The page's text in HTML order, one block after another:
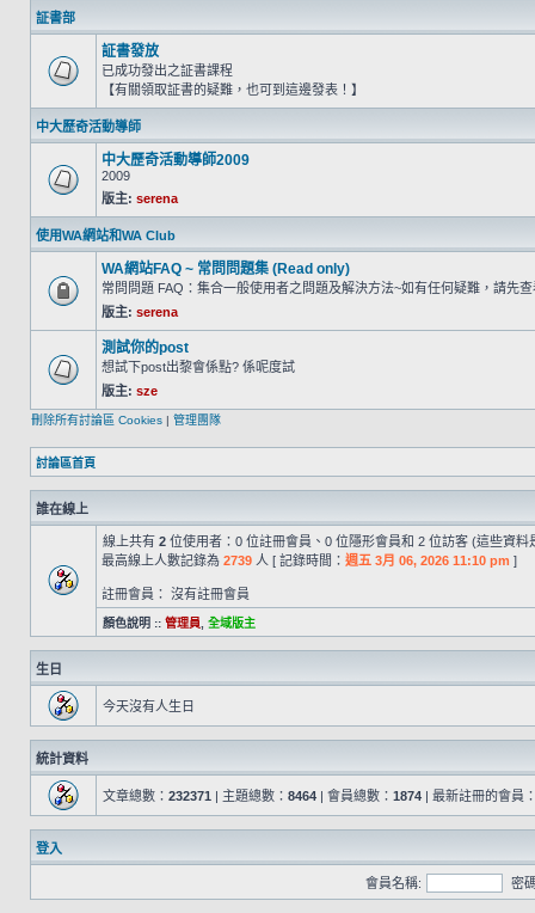
証書部
証書發放
已成功發出之証書課程
【有關領取証書的疑難，也可到這邊發表！】
中大歷奇活動導師
中大歷奇活動導師2009
2009
版主: serena
使用WA網站和WA Club
WA網站FAQ ~ 常問問題集 (Read only)
常問問題 FAQ：集合一般使用者之問題及解決方法~如有任何疑難，請先
版主: serena
測試你的post
想試下post出黎會係點? 係呢度試
版主: sze
刪除所有討論區 Cookies | 管理團隊
討論區首頁
誰在線上
線上共有 2 位使用者：0 位註冊會員、0 位隱形會員和 2 位訪客 (這些資
最高線上人數記錄為 2739 人 [ 記錄時間： 週五 3月 06, 2026 11:10 pm ]
註冊會員： 沒有註冊會員
顏色說明 :: 管理員 全域版主
生日
今天沒有人生日
統計資料
文章總數： 232371 | 主題總數： 8464 | 會員總數： 1874 | 最新註冊的會員
登入
會員名稱: 密